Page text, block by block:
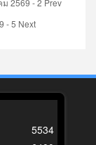
- 5 Next
5534